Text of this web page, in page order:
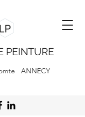
PEINTURE
ANNECY